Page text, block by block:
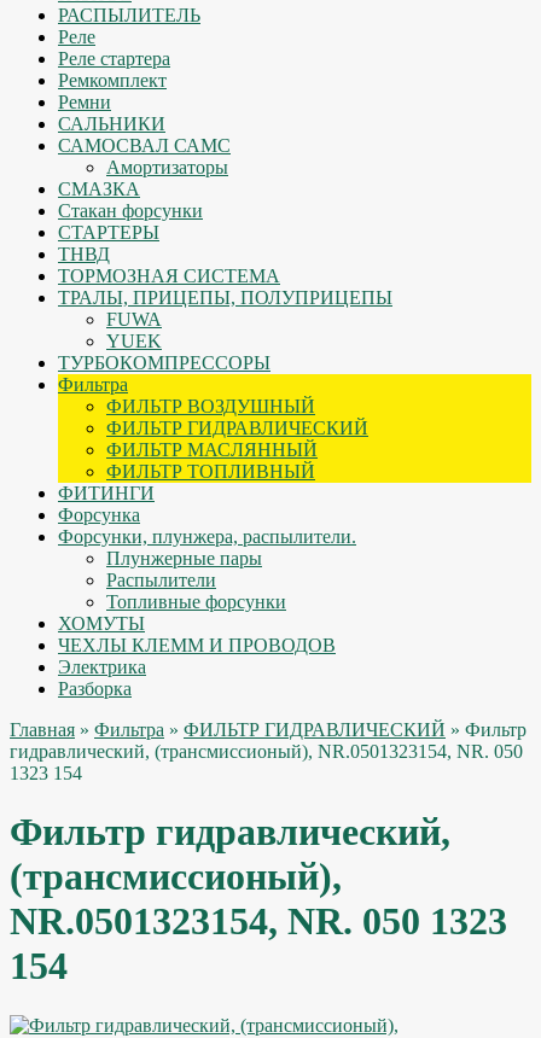
РАСПЫЛИТЕЛЬ
Реле
Реле стартера
Ремкомплект
Ремни
САЛЬНИКИ
САМОСВАЛ САМС
Амортизаторы
СМАЗКА
Стакан форсунки
СТАРТЕРЫ
ТНВД
ТОРМОЗНАЯ СИСТЕМА
ТРАЛЫ, ПРИЦЕПЫ, ПОЛУПРИЦЕПЫ
FUWA
YUEK
ТУРБОКОМПРЕССОРЫ
Фильтра
ФИЛЬТР ВОЗДУШНЫЙ
ФИЛЬТР ГИДРАВЛИЧЕСКИЙ
ФИЛЬТР МАСЛЯННЫЙ
ФИЛЬТР ТОПЛИВНЫЙ
ФИТИНГИ
Форсунка
Форсунки, плунжера, распылители.
Плунжерные пары
Распылители
Топливные форсунки
ХОМУТЫ
ЧЕХЛЫ КЛЕММ И ПРОВОДОВ
Электрика
Разборка
Главная » Фильтра » ФИЛЬТР ГИДРАВЛИЧЕСКИЙ » Фильтр
гидравлический, (трансмиссионый), NR.0501323154, NR. 050
1323 154
Фильтр гидравлический,
(трансмиссионый),
NR.0501323154, NR. 050 1323
154